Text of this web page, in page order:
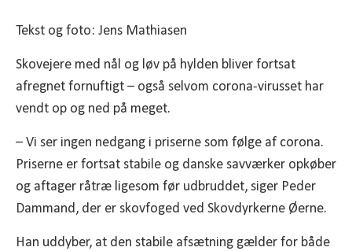
Tekst og foto: Jens Mathiasen
Skovejere med nål og løv på hylden bliver fortsat
afregnet fornuftigt – også selvom corona-virusset har
vendt op og ned på meget.
– Vi ser ingen nedgang i priserne som følge af corona.
Priserne er fortsat stabile og danske savværker opkøber
og aftager råtræ ligesom før udbruddet, siger Peder
Dammand, der er skovfoged ved Skovdyrkerne Øerne.
Han uddyber, at den stabile afsætning gælder for både